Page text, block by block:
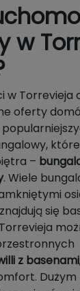
w
w Torrevieja
oferty
–
. Wiele
się
z basenami
Dużym